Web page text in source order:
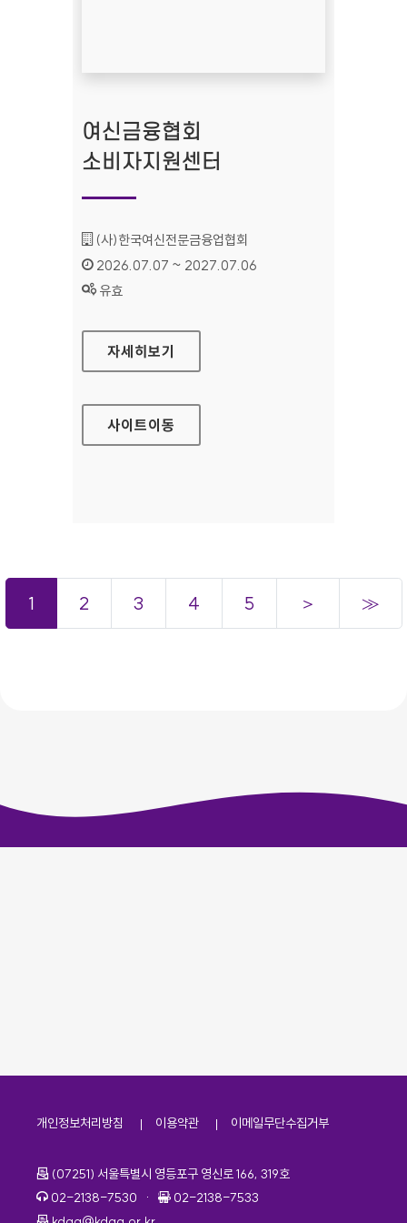
여신금융협회
소비자지원센터
기관명 :
(사)한국여신전문금융업협회
인증기간 :
2026.07.07 ~ 2027.07.06
상태 :
유효
여신금융협회 소비자지원센터
자세히보기
사이트이동
1 2 3 4 5 ＞ ≫
개인정보처리방침 이용약관 이메일무단수집거부
주소
(07251) 서울특별시 영등포구 영신로 166, 319호
전화번호
02-2138-7530 · 팩스번호
02-2138-7533